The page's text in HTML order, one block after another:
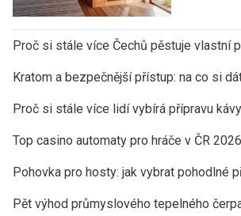
Proč si stále více Čechů pěstuje vlastní
Kratom a bezpečnější přístup: na co si
Proč si stále více lidí vybírá přípravu
Top casino automaty pro hráče v ČR 2026
Pohovka pro hosty: jak vybrat pohodlné
Pět výhod průmyslového tepelného